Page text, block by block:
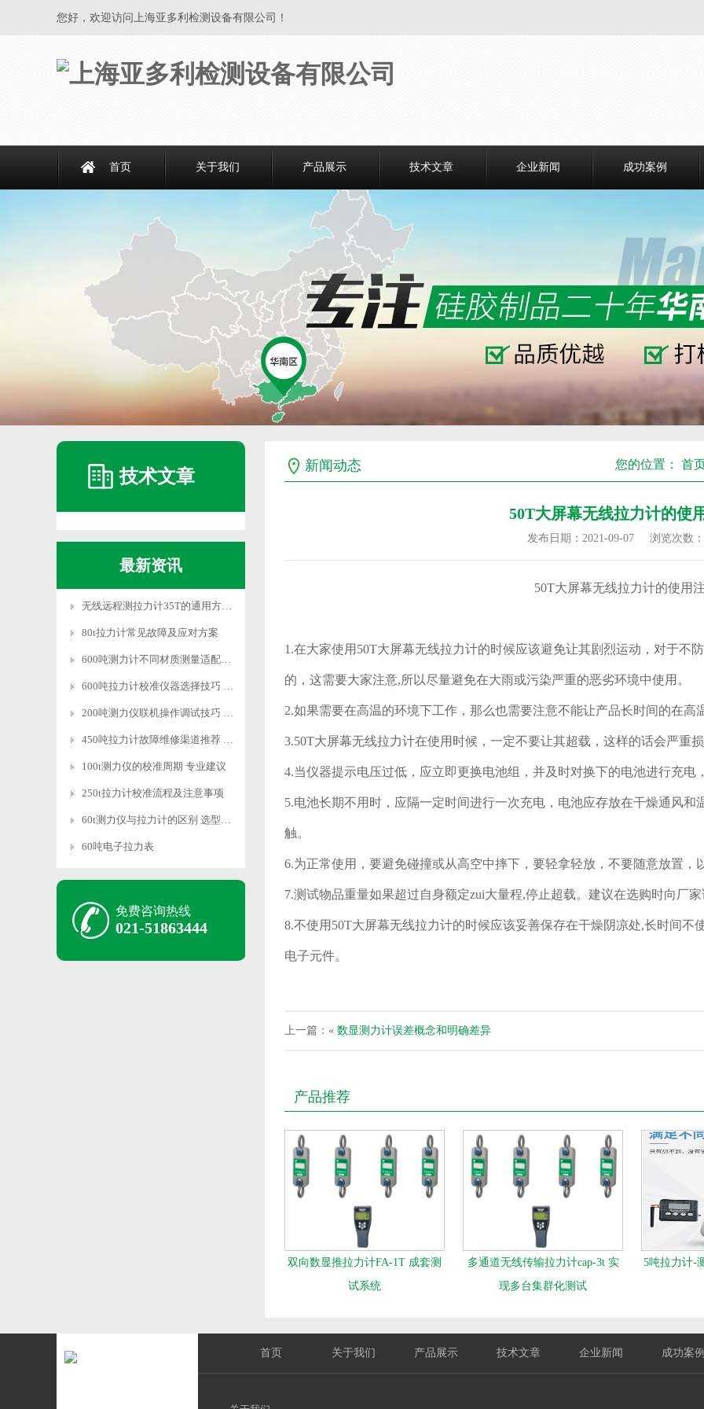
您好，欢迎访问上海亚多利检测设备有限公司！
首页 关于我们 产品展示 技术文章 企业新闻 成功案例
技术文章
最新资讯
无线远程测拉力计35T的通用方法和系统设置
80t拉力计常见故障及应对方案
600吨测力计不同材质测量适配技巧
600吨拉力计校准仪器选择技巧 适配需求
200吨测力仪联机操作调试技巧 快速适配
450吨拉力计故障维修渠道推荐 专业靠谱
100t测力仪的校准周期 专业建议
250t拉力计校准流程及注意事项
60t测力仪与拉力计的区别 选型指南
60吨电子拉力表
免费咨询热线
021-51863444
新闻动态 您的位置： 首
50T大屏幕无线拉力计的使
发布日期：2021-09-07 浏览次数：
50T大屏幕无线拉力计的使用
1.在大家使用 50T大屏幕无线拉力计的时候应该避免让其剧烈运动，对于不
的，这需要大家注意,所以尽量避免在大雨或污染严重的恶劣环境中使用。
2.如果需要在高温的环境下工作，那么也需要注意不能让产品长时间的在高
3.50T大屏幕无线拉力计在使用时候，一定不要让其超载，这样的话会严重
4.当仪器提示电压过低，应立即更换电池组，并及时对换下的电池进行充电
5.电池长期不用时，应隔一定时间进行一次充电，电池应存放在干燥通风
触。
6.为正常使用，要避免碰撞或从高空中摔下，要轻拿轻放，不要随意放置
7.测试物品重量如果超过自身额定zui大量程,停止超载。建议在选购时向厂
8.不使用 50T大屏幕无线拉力计的时候应该妥善保存在干燥阴凉处,长时间不
电子元件。
上一篇：« 数显测力计误差概念和明确​差异
产品推荐
双向数显推拉力计FA-1T 成套测
试系统
多通道无线传输拉力计cap-3t 实
现多台集群化测试
5吨拉力计-
首页 关于我们 产品展示 技术文章 企业新闻 成功案